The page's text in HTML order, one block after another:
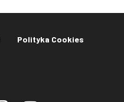
Polityka Cookies